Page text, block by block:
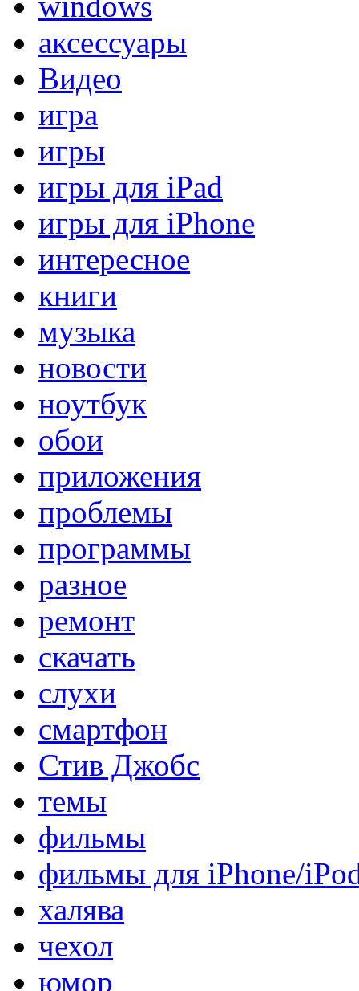
аксессуары
Видео
игра
игры
игры для iPad
игры для iPhone
интересное
книги
музыка
новости
ноутбук
обои
приложения
проблемы
программы
разное
ремонт
скачать
слухи
смартфон
Стив Джобс
темы
фильмы
фильмы для iPhone/
халява
чехол
юмор